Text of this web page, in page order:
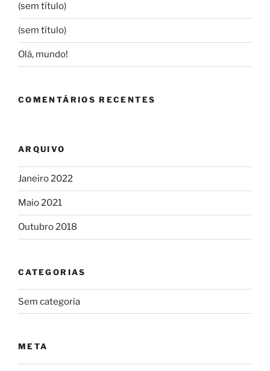
(sem título)
(sem título)
Olá, mundo!
COMENTÁRIOS RECENTES
ARQUIVO
Janeiro 2022
Maio 2021
Outubro 2018
CATEGORIAS
Sem categoria
META